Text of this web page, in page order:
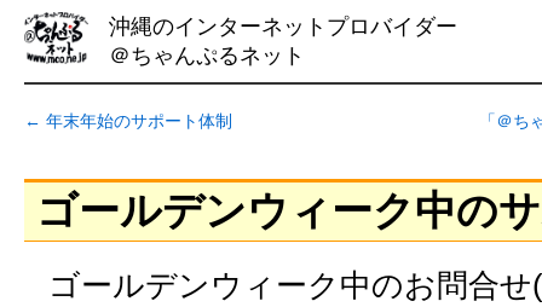
沖縄のインターネットプロバイダー
＠ちゃんぷるネット
← 年末年始のサポート体制 「＠
ゴールデンウィーク中の
ゴールデンウィーク中のお問合